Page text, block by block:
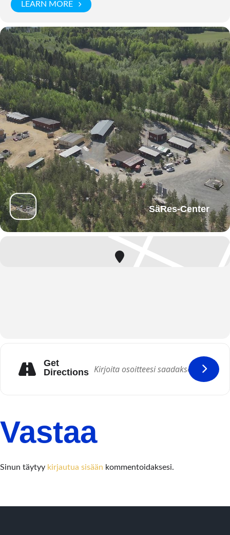
LEARN MORE
SäRes-Center
Get
Directions
Vastaa
Sinun täytyy kirjautua sisään kommentoidaksesi.